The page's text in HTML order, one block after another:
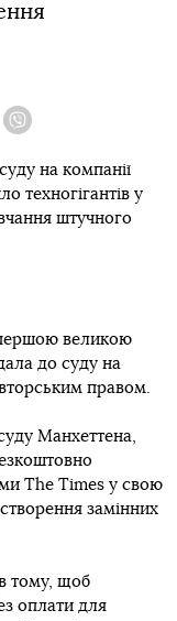
Viber
на компанії
техногігантів у
штучного
великою
до суду на
правом.
Манхеттена,
The Times у свою
замінних
тому, щоб
оплати для